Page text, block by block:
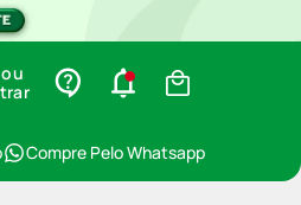
Compre Pelo Whatsapp